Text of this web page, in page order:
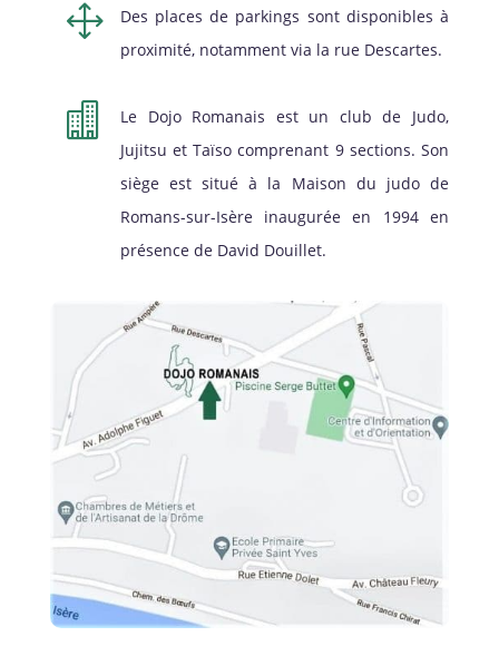
1
Des places de parkings sont disponibles à
proximité, notamment via la rue Descartes.

Le Dojo Romanais est un club de Judo,
Jujitsu et Taïso comprenant 9 sections. Son
siège est situé à la Maison du judo de
Romans-sur-Isère inaugurée en 1994 en
présence de David Douillet.